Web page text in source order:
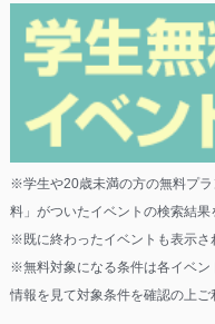
※学生や20歳未満の方の無料プ
料」がついたイベントの検索結果
※既に終わったイベントも表示さ
※無料対象になる条件は各イベン
情報を見て対象条件を確認の上ご